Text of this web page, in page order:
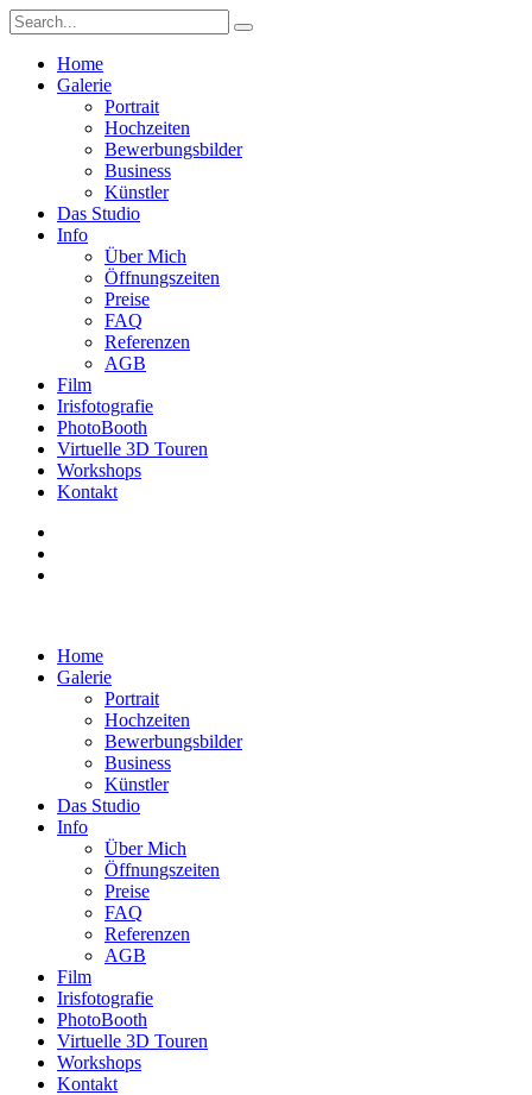
Home
Galerie
Portrait
Hochzeiten
Bewerbungsbilder
Business
Künstler
Das Studio
Info
Über Mich
Öffnungszeiten
Preise
FAQ
Referenzen
AGB
Film
Irisfotografie
PhotoBooth
Virtuelle 3D Touren
Workshops
Kontakt
Home
Galerie
Portrait
Hochzeiten
Bewerbungsbilder
Business
Künstler
Das Studio
Info
Über Mich
Öffnungszeiten
Preise
FAQ
Referenzen
AGB
Film
Irisfotografie
PhotoBooth
Virtuelle 3D Touren
Workshops
Kontakt